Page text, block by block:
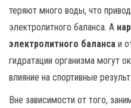
теряют много воды, что
электролитного баланса. А
электролитного баланса и
гидратации организма могут
влияние на спортивные
Вне зависимости от того,